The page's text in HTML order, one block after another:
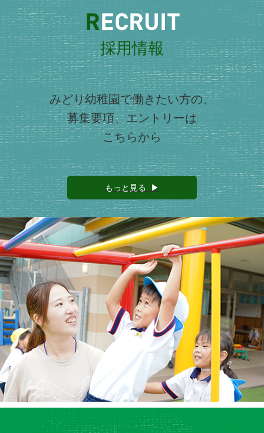
R ECRUIT
採用情報
みどり幼稚園で働きたい方の、
募集要項、エントリーは
こちらから
もっと見る